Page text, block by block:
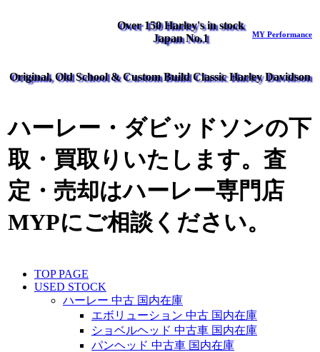
Over 150 Harley's in stock
Japan No.1
MY Performance
Original, Old School & Custom Build Classic Harley Davidson
ハーレー・ダビッドソンの下
取・買取りいたします。査
定・売却はハーレー専門店
MYPにご相談ください。
TOP PAGE
USED STOCK
ハーレー 中古 国内在庫
エボリューション 中古 国内在庫
ショベルヘッド 中古車 国内在庫
パンヘッド 中古車 国内在庫